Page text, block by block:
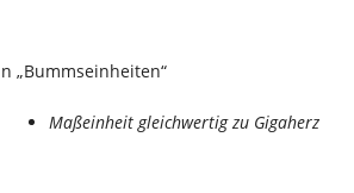
n „Bummseinheiten“
Maßeinheit gleichwertig zu Gigaherz